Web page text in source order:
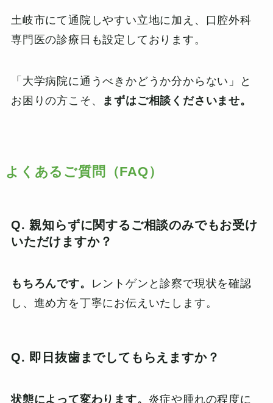
土岐市にて通院しやすい立地に加え、口腔外科
専門医の診療日も設定しております。
「大学病院に通うべきかどうか分からない」と
お困りの方こそ、
まずはご相談くださいませ。
よくあるご質問（FAQ）
Q. 親知らずに関するご相談のみでもお受け
いただけますか？
もちろんです。
レントゲンと診察で現状を確認
し、進め方を丁寧にお伝えいたします。
Q. 即日抜歯までしてもらえますか？
状態によって変わります。 炎症や腫れの程度に